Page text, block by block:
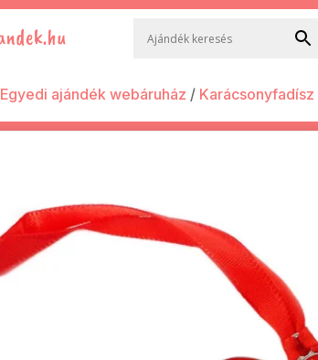
Egyedi ajándék webáruház / Karácsonyfadísz